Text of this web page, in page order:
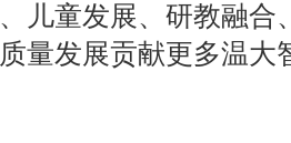
儿童发展、研教融合
量发展贡献更多温大